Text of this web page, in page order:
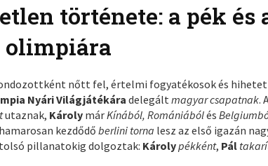
története: a pék és
nőtt fel, értelmi fogyatékosok és
Nyári Világjátékára delegáltmagyar csapatnak.
utaznak, Károly márKínából, Romániábólés
kezdődőberlini torna lesz az első igazán
pillanatokig dolgoztak: Károlypékként, Pál